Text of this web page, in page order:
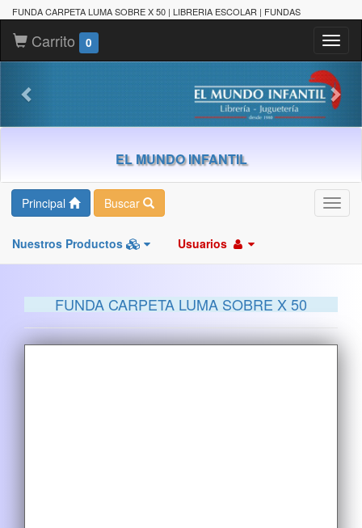
FUNDA CARPETA LUMA SOBRE X 50 | LIBRERIA ESCOLAR | FUNDAS
Carrito 0
EL MUNDO INFANTIL
Principal Buscar
Nuestros Productos Usuarios
FUNDA CARPETA LUMA SOBRE X 50